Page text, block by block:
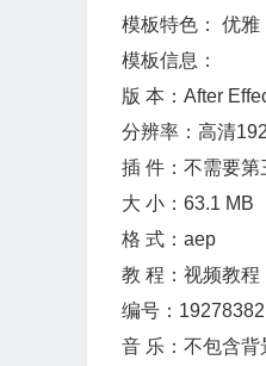
模板特色： 优
模板信息：
版 本：After
分辨率：高清
插 件：不需要第
大 小：63.1 MB
格 式：aep
教 程：视频教程
编号：19278382
音 乐：不包含背